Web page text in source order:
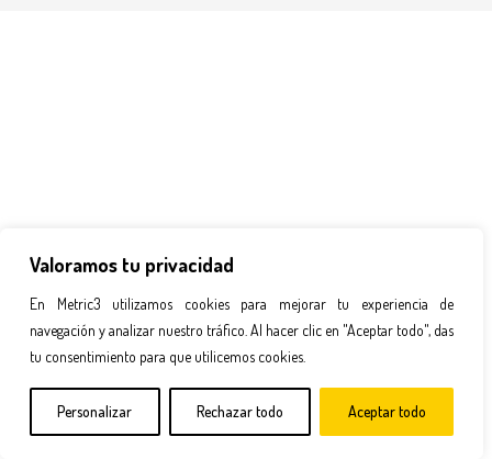
Valoramos tu privacidad
En Metric3 utilizamos cookies para mejorar tu experiencia de
navegación y analizar nuestro tráfico. Al hacer clic en "Aceptar todo", das
tu consentimiento para que utilicemos cookies.
Personalizar Rechazar todo Aceptar todo